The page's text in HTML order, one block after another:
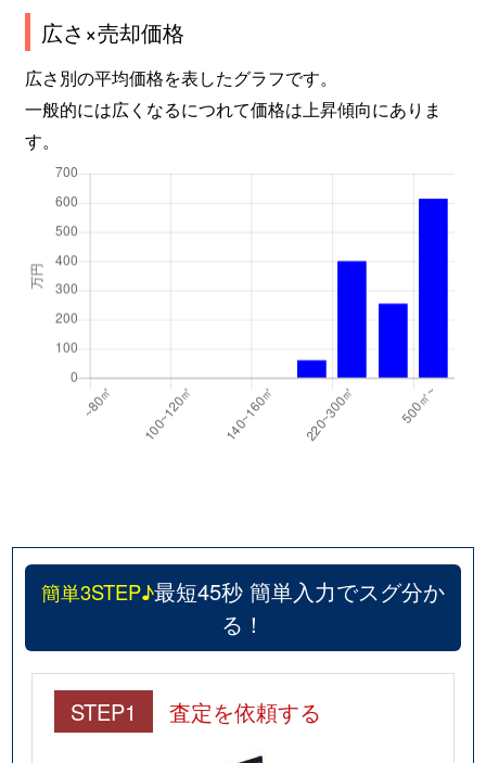
広さ×売却価格
広さ別の平均価格を表したグラフです。
一般的には広くなるにつれて価格は上昇傾向にありま
す。
簡単3STEP♪最短45秒 簡単入力でスグ分か
る！
STEP1 査定を依頼する